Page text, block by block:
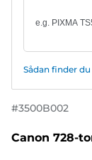
Sådan finder
#3500B002
Canon 728-